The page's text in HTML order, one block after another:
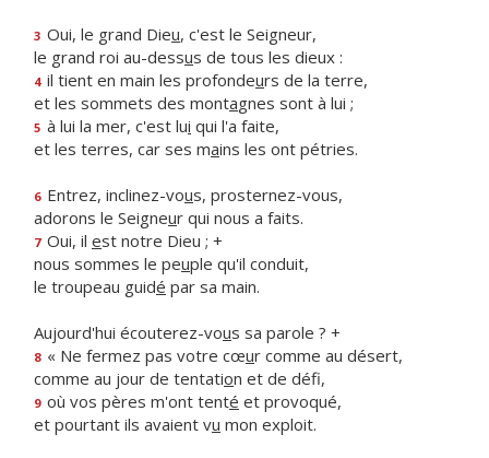
3 Oui, le grand Dieu, c'est le Seigneur,
le grand roi au-dessus de tous les dieux :
4 il tient en main les profondeurs de la terre,
et les sommets des montagnes sont à lui ;
5 à lui la mer, c'est lui qui l'a faite,
et les terres, car ses mains les ont pétries.
6 Entrez, inclinez-vous, prosternez-vous,
adorons le Seigneur qui nous a faits.
7 Oui, il est notre Dieu ; +
nous sommes le peuple qu'il conduit,
le troupeau guidé par sa main.
Aujourd'hui écouterez-vous sa parole ? +
8 « Ne fermez pas votre cœur comme au désert,
comme au jour de tentation et de défi,
9 où vos pères m'ont tenté et provoqué,
et pourtant ils avaient vu mon exploit.